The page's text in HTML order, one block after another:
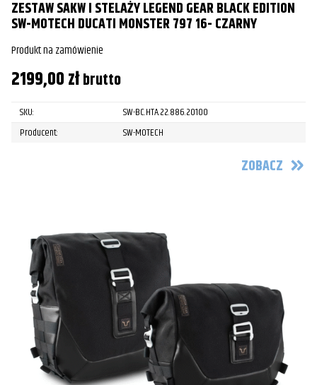
ZESTAW SAKW I STELAŻY LEGEND GEAR BLACK EDITION
SW-MOTECH DUCATI MONSTER 797 16- CZARNY
Produkt na zamówienie
2199,00złbrutto
SKU:
SW-BC.HTA.22.886.20100
Producent:
SW-MOTECH
ZOBACZ